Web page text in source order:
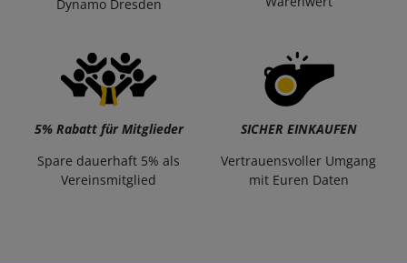
Dynamo Dresden
5% Rabatt für Mitglieder
Spare dauerhaft 5% als
Vereinsmitglied
SICHER EINKAUFEN
Vertrauensvoller Umgang
mit Euren Daten